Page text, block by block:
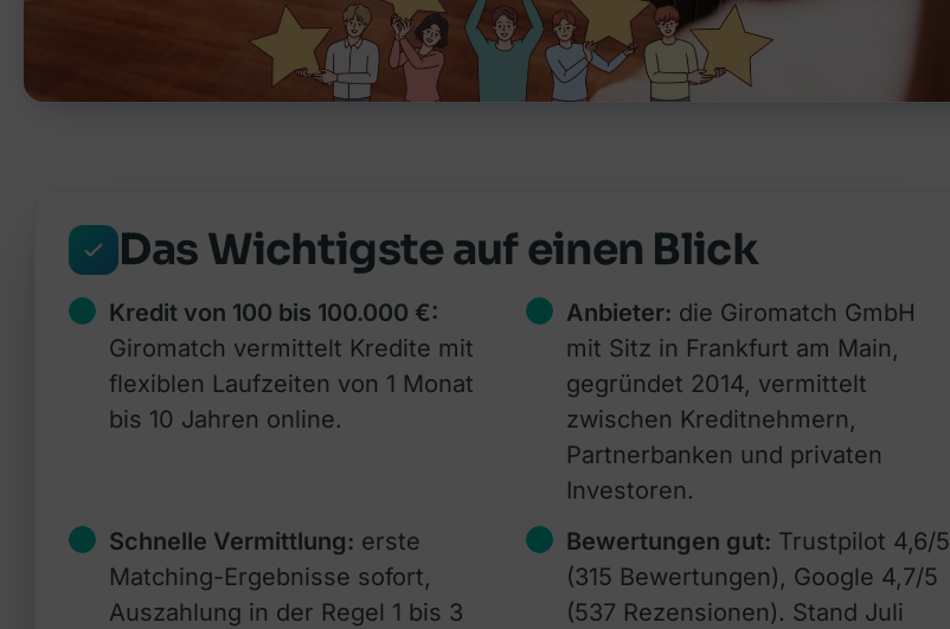
Das Wichtigste auf einen Blick
Kredit von 100 bis 100.000 €:
Giromatch vermittelt Kredite mit
flexiblen Laufzeiten von 1 Monat
bis 10 Jahren online.
Anbieter: die Giromatch GmbH
mit Sitz in Frankfurt am Main,
gegründet 2014, vermittelt
zwischen Kreditnehmern,
Partnerbanken und privaten
Investoren.
Schnelle Vermittlung: erste
Matching-Ergebnisse sofort,
Auszahlung in der Regel 1 bis 3
Bewertungen gut: Trustpilot 4,6/5
(315 Bewertungen), Google 4,7/5
(537 Rezensionen). Stand Juli